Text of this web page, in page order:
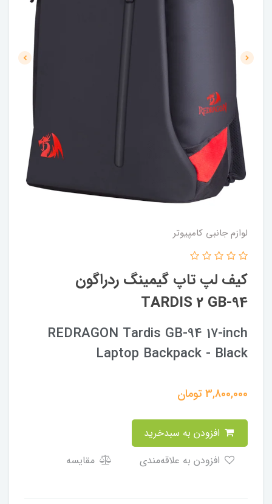
لوازم جانبی کامپیوتر
کیف لپ تاپ گیمینگ ردراگون
TARDIS 2 GB-94
REDRAGON Tardis GB-94 17-inch
Laptop Backpack - Black
3,800,000تومان
مقایسه